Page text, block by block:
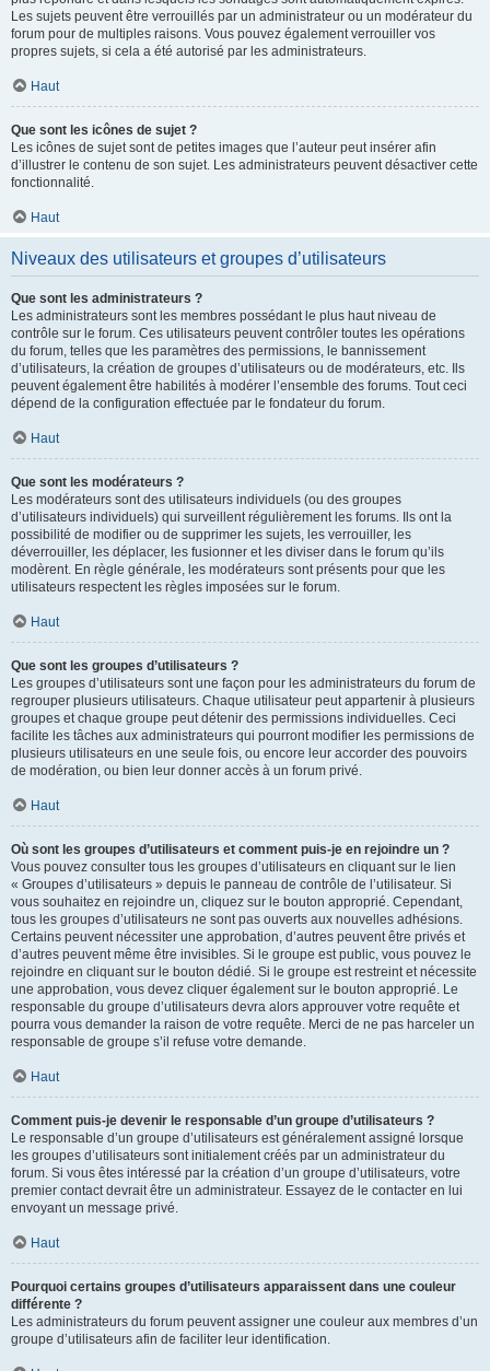
Les sujets peuvent être verrouillés par un administrateur ou un modérateur du
forum pour de multiples raisons. Vous pouvez également verrouiller vos
propres sujets, si cela a été autorisé par les administrateurs.
Haut
Que sont les icônes de sujet ?
Les icônes de sujet sont de petites images que l’auteur peut insérer afin
d’illustrer le contenu de son sujet. Les administrateurs peuvent désactiver cette
fonctionnalité.
Haut
Niveaux des utilisateurs et groupes d’utilisateurs
Que sont les administrateurs ?
Les administrateurs sont les membres possédant le plus haut niveau de
contrôle sur le forum. Ces utilisateurs peuvent contrôler toutes les opérations
du forum, telles que les paramètres des permissions, le bannissement
d’utilisateurs, la création de groupes d’utilisateurs ou de modérateurs, etc. Ils
peuvent également être habilités à modérer l’ensemble des forums. Tout ceci
dépend de la configuration effectuée par le fondateur du forum.
Haut
Que sont les modérateurs ?
Les modérateurs sont des utilisateurs individuels (ou des groupes
d’utilisateurs individuels) qui surveillent régulièrement les forums. Ils ont la
possibilité de modifier ou de supprimer les sujets, les verrouiller, les
déverrouiller, les déplacer, les fusionner et les diviser dans le forum qu’ils
modèrent. En règle générale, les modérateurs sont présents pour que les
utilisateurs respectent les règles imposées sur le forum.
Haut
Que sont les groupes d’utilisateurs ?
Les groupes d’utilisateurs sont une façon pour les administrateurs du forum de
regrouper plusieurs utilisateurs. Chaque utilisateur peut appartenir à plusieurs
groupes et chaque groupe peut détenir des permissions individuelles. Ceci
facilite les tâches aux administrateurs qui pourront modifier les permissions de
plusieurs utilisateurs en une seule fois, ou encore leur accorder des pouvoirs
de modération, ou bien leur donner accès à un forum privé.
Haut
Où sont les groupes d’utilisateurs et comment puis-je en rejoindre un ?
Vous pouvez consulter tous les groupes d’utilisateurs en cliquant sur le lien
« Groupes d’utilisateurs » depuis le panneau de contrôle de l’utilisateur. Si
vous souhaitez en rejoindre un, cliquez sur le bouton approprié. Cependant,
tous les groupes d’utilisateurs ne sont pas ouverts aux nouvelles adhésions.
Certains peuvent nécessiter une approbation, d’autres peuvent être privés et
d’autres peuvent même être invisibles. Si le groupe est public, vous pouvez le
rejoindre en cliquant sur le bouton dédié. Si le groupe est restreint et nécessite
une approbation, vous devez cliquer également sur le bouton approprié. Le
responsable du groupe d’utilisateurs devra alors approuver votre requête et
pourra vous demander la raison de votre requête. Merci de ne pas harceler un
responsable de groupe s’il refuse votre demande.
Haut
Comment puis-je devenir le responsable d’un groupe d’utilisateurs ?
Le responsable d’un groupe d’utilisateurs est généralement assigné lorsque
les groupes d’utilisateurs sont initialement créés par un administrateur du
forum. Si vous êtes intéressé par la création d’un groupe d’utilisateurs, votre
premier contact devrait être un administrateur. Essayez de le contacter en lui
envoyant un message privé.
Haut
Pourquoi certains groupes d’utilisateurs apparaissent dans une couleur
différente ?
Les administrateurs du forum peuvent assigner une couleur aux membres d’un
groupe d’utilisateurs afin de faciliter leur identification.